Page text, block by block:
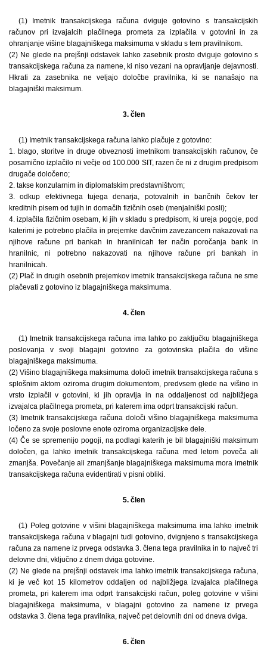
(1) Imetnik transakcijskega računa dviguje gotovino s transakcijskih
računov pri izvajalcih plačilnega prometa za izplačila v gotovini in za
ohranjanje višine blagajniškega maksimuma v skladu s tem pravilnikom.
(2) Ne glede na prejšnji odstavek lahko zasebnik prosto dviguje gotovino s
transakcijskega računa za namene, ki niso vezani na opravljanje dejavnosti.
Hkrati za zasebnika ne veljajo določbe pravilnika, ki se nanašajo na
blagajniški maksimum.
3. člen
(1) Imetnik transakcijskega računa lahko plačuje z gotovino:
1. blago, storitve in druge obveznosti imetnikom transakcijskih računov, če
posamično izplačilo ni večje od 100.000 SIT, razen če ni z drugim predpisom
drugače določeno;
2. takse konzularnim in diplomatskim predstavništvom;
3. odkup efektivnega tujega denarja, potovalnih in bančnih čekov ter
kreditnih pisem od tujih in domačih fizičnih oseb (menjalniški posli);
4. izplačila fizičnim osebam, ki jih v skladu s predpisom, ki ureja pogoje, pod
katerimi je potrebno plačila in prejemke davčnim zavezancem nakazovati na
njihove račune pri bankah in hranilnicah ter način poročanja bank in
hranilnic, ni potrebno nakazovati na njihove račune pri bankah in
hranilnicah.
(2) Plač in drugih osebnih prejemkov imetnik transakcijskega računa ne sme
plačevati z gotovino iz blagajniškega maksimuma.
4. člen
(1) Imetnik transakcijskega računa ima lahko po zaključku blagajniškega
poslovanja v svoji blagajni gotovino za gotovinska plačila do višine
blagajniškega maksimuma.
(2) Višino blagajniškega maksimuma določi imetnik transakcijskega računa s
splošnim aktom oziroma drugim dokumentom, predvsem glede na višino in
vrsto izplačil v gotovini, ki jih opravlja in na oddaljenost od najbližjega
izvajalca plačilnega prometa, pri katerem ima odprt transakcijski račun.
(3) Imetnik transakcijskega računa določi višino blagajniškega maksimuma
ločeno za svoje poslovne enote oziroma organizacijske dele.
(4) Če se spremenijo pogoji, na podlagi katerih je bil blagajniški maksimum
določen, ga lahko imetnik transakcijskega računa med letom poveča ali
zmanjša. Povečanje ali zmanjšanje blagajniškega maksimuma mora imetnik
transakcijskega računa evidentirati v pisni obliki.
5. člen
(1) Poleg gotovine v višini blagajniškega maksimuma ima lahko imetnik
transakcijskega računa v blagajni tudi gotovino, dvignjeno s transakcijskega
računa za namene iz prvega odstavka 3. člena tega pravilnika in to največ tri
delovne dni, vključno z dnem dviga gotovine.
(2) Ne glede na prejšnji odstavek ima lahko imetnik transakcijskega računa,
ki je več kot 15 kilometrov oddaljen od najbližjega izvajalca plačilnega
prometa, pri katerem ima odprt transakcijski račun, poleg gotovine v višini
blagajniškega maksimuma, v blagajni gotovino za namene iz prvega
odstavka 3. člena tega pravilnika, največ pet delovnih dni od dneva dviga.
6. člen